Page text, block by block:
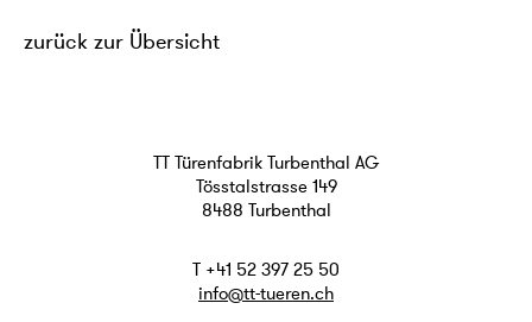
zurück zur Übersicht
TT Türenfabrik Turbenthal AG
Tösstalstrasse 149
8488 Turbenthal
T +41 52 397 25 50
info@tt-tueren.ch